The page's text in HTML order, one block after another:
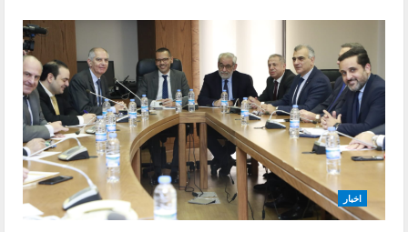
يطلِق
مركز
الوساطة
لحل
الخلافات
اخبار